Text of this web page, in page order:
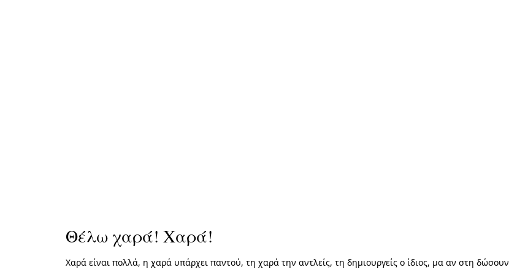
Θέλω χαρά! Χαρά!
Χαρά είναι πολλά, η χαρά υπάρχει παντού, τη χαρά την αντλείς, τη δημιουργείς ο ίδιος, μα αν στη δώσουν